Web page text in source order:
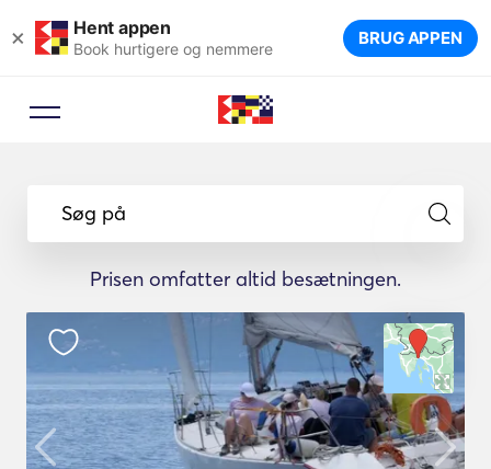
× Hent appen
Book hurtigere og nemmere BRUG APPEN
Søg på
Prisen omfatter altid besætningen.